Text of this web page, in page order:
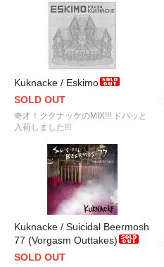
Kuknacke / Eskimo
SOLD OUT
奇才！ククナッケのMIX!!! ドバッと
入荷しました!!!
Kuknacke / Suicidal Beermosh
77 (Vorgasm Outtakes)
SOLD OUT